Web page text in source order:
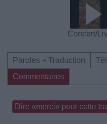
Concert/
Paroles + Traduction
Commentaires
Dire «merci» pour cette